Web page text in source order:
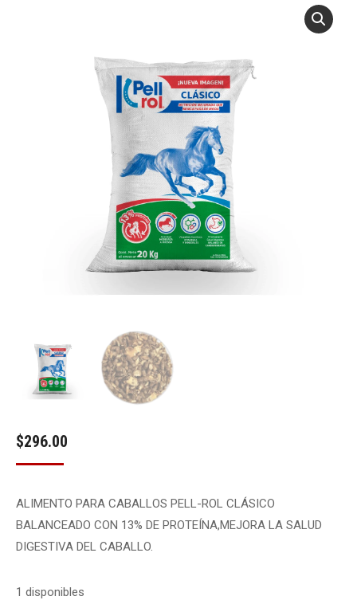
$296.00
ALIMENTO PARA CABALLOS PELL-ROL CLÁSICO
BALANCEADO CON 13% DE PROTEÍNA,MEJORA LA SALUD
DIGESTIVA DEL CABALLO.
1 disponibles